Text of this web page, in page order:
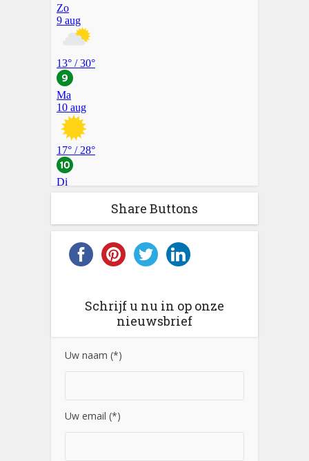
Share Buttons
Schrijf u nu in op onze
nieuwsbrief
Uw naam (*)
Uw email (*)